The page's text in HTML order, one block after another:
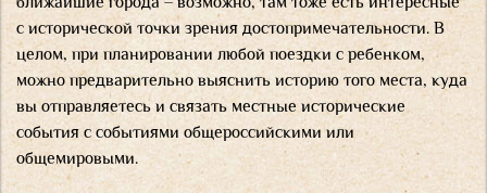
с исторической точки зрения достопримечательности. В
целом, при планировании любой поездки с ребенком,
можно предварительно выяснить историю того места, куда
вы отправляетесь и связать местные исторические
события с событиями общероссийскими или
общемировыми.